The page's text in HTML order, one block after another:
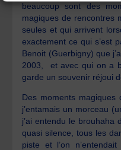
beaucoup sont des
magiques de rencontres
seules et qui arrivent
exactement ce qui s’est
Benoit (Guerbigny) que
2003, et avec qui on a
garde un souvenir réjoui
Des moments
j’entamais un morceau
j’ai entendu le brouhaha
quasi silence, tous les
piste et l’on